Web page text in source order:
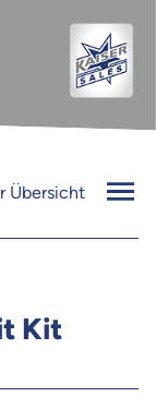
Übersicht
Kit